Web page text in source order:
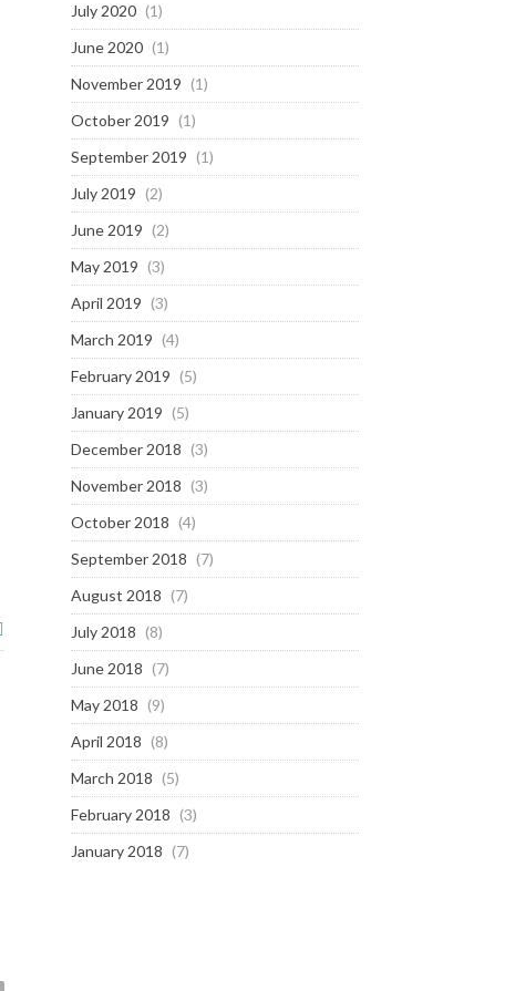
July 2020 (1)
June 2020 (1)
November 2019 (1)
October 2019 (1)
September 2019 (1)
July 2019 (2)
June 2019 (2)
May 2019 (3)
April 2019 (3)
March 2019 (4)
February 2019 (5)
January 2019 (5)
December 2018 (3)
November 2018 (3)
October 2018 (4)
September 2018 (7)
August 2018 (7)
July 2018 (8)
June 2018 (7)
May 2018 (9)
April 2018 (8)
March 2018 (5)
February 2018 (3)
January 2018 (7)